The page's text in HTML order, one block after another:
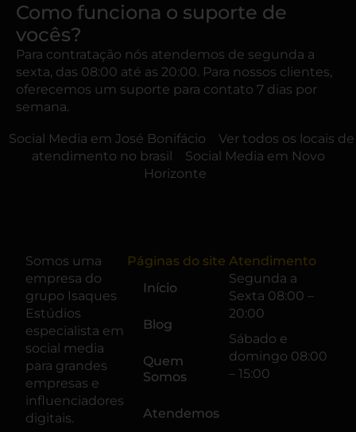
Como funciona o suporte de
vocês?
Para contratação nós atendemos de segunda a
sexta, das 08:00 até as 20:00. Para nossos clientes,
oferecemos um suporte para contato 7 dias por
semana.
Social Media em José Bonifácio
Ver todos os locais de
atendimento no brasil
Social Media em Novo
Horizonte
Somos uma
empresa do
grupo Isaques
Estúdios
especialista em
social media
para grandes
empresas e
influenciadores
digitais.
Páginas do site
Início
Blog
Quem
Somos
Atendemos
Atendimento
Segunda a
Sexta 08:00 –
20:00
Sábado e
domingo 08:00
– 15:00